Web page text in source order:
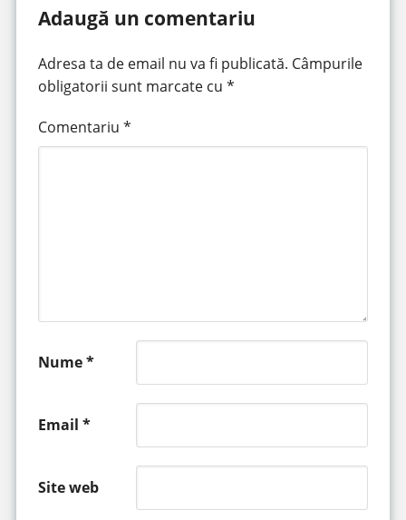
Adaugă un comentariu
Adresa ta de email nu va fi publicată. Câmpurile
obligatorii sunt marcate cu *
Comentariu *
Nume*
Email *
Site web